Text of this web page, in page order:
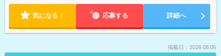
気になる！ 応募する 詳細へ
掲載日：2026.08.06